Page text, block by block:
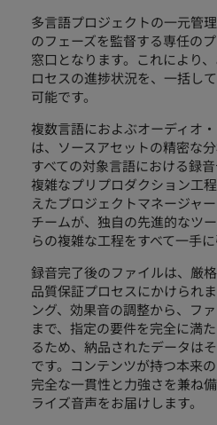
多言語プロジェクトの一元管
のフェーズを監督する専任の
窓口となります。これにより
ロセスの進捗状況を、一括し
可能です。
複数言語におよぶオーディオ
は、ソースアセットの精密な
すべての対象言語における録
複雑なプリプロダクション工
えたプロジェクトマネージャ
チームが、独自の先進的なツ
らの複雑な工程をすべて一手に
録音完了後のファイルは、厳
品質保証プロセスにかけられ
ング、効果音の調整から、フ
まで、指定の要件を完全に満
るため、納品されたデータは
です。コンテンツが持つ本来
完全な一貫性と力強さを兼ね
ライズ音声をお届けします。